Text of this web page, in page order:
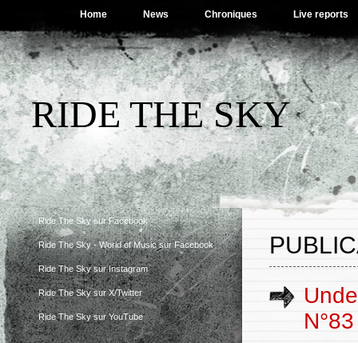
Home News Chroniques Live reports
RIDE THE SKY
Ride The Sky sur Facebook
Ride The Sky - World of Music sur Facebook
Ride The Sky sur Instagram
Ride The Sky sur X/Twitter
Ride The Sky sur YouTube